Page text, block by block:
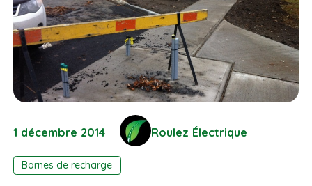
1 décembre 2014 Roulez Électrique
Bornes de recharge